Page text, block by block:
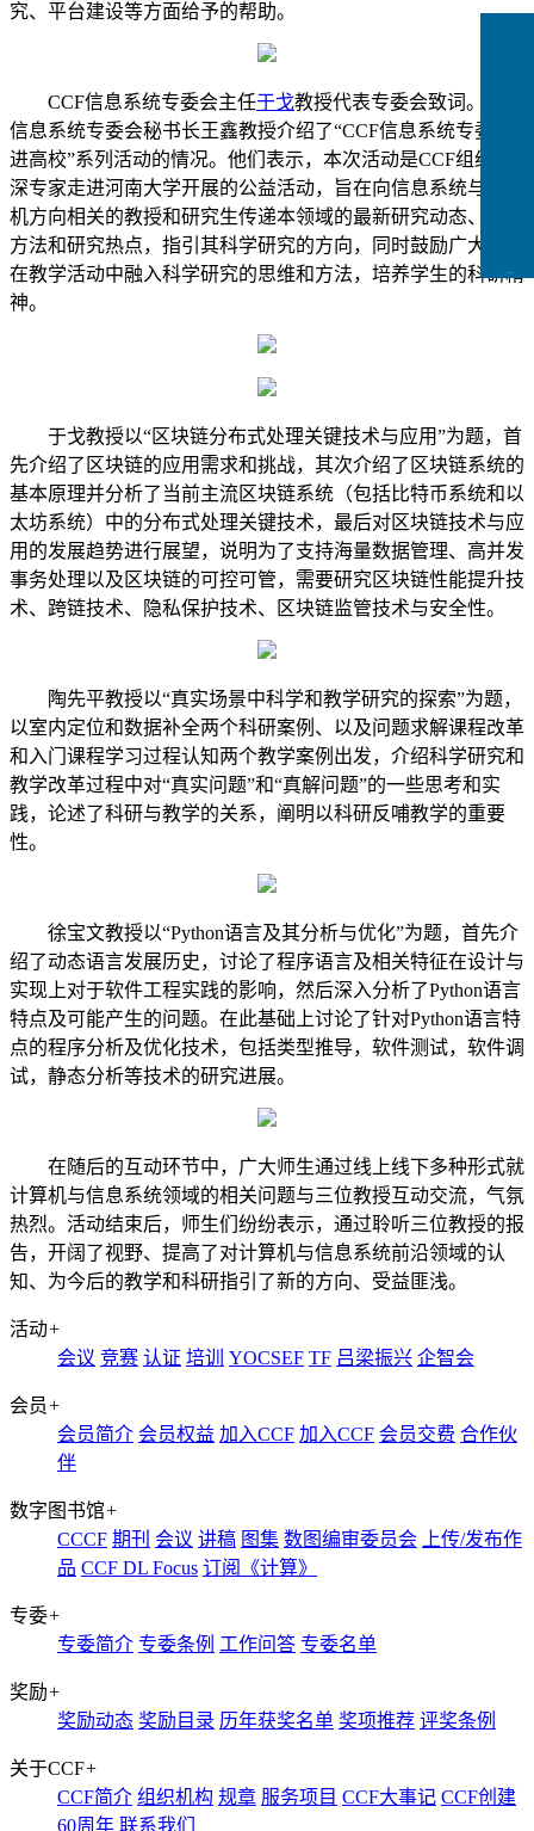
究、平台建设等方面给予的帮助。
CCF信息系统专委会主任于戈教授代表专委会致词。CCF
信息系统专委会秘书长王鑫教授介绍了“CCF信息系统专委走
进高校”系列活动的情况。他们表示，本次活动是CCF组织资
深专家走进河南大学开展的公益活动，旨在向信息系统与计算
机方向相关的教授和研究生传递本领域的最新研究动态、研究
方法和研究热点，指引其科学研究的方向，同时鼓励广大教师
在教学活动中融入科学研究的思维和方法，培养学生的科研精
神。
于戈教授以“区块链分布式处理关键技术与应用”为题，首
先介绍了区块链的应用需求和挑战，其次介绍了区块链系统的
基本原理并分析了当前主流区块链系统（包括比特币系统和以
太坊系统）中的分布式处理关键技术，最后对区块链技术与应
用的发展趋势进行展望，说明为了支持海量数据管理、高并发
事务处理以及区块链的可控可管，需要研究区块链性能提升技
术、跨链技术、隐私保护技术、区块链监管技术与安全性。
陶先平教授以“真实场景中科学和教学研究的探索”为题，
以室内定位和数据补全两个科研案例、以及问题求解课程改革
和入门课程学习过程认知两个教学案例出发，介绍科学研究和
教学改革过程中对“真实问题”和“真解问题”的一些思考和实
践，论述了科研与教学的关系，阐明以科研反哺教学的重要
性。
徐宝文教授以“Python语言及其分析与优化”为题，首先介
绍了动态语言发展历史，讨论了程序语言及相关特征在设计与
实现上对于软件工程实践的影响，然后深入分析了Python语言
特点及可能产生的问题。在此基础上讨论了针对Python语言特
点的程序分析及优化技术，包括类型推导，软件测试，软件调
试，静态分析等技术的研究进展。
在随后的互动环节中，广大师生通过线上线下多种形式就
计算机与信息系统领域的相关问题与三位教授互动交流，气氛
热烈。活动结束后，师生们纷纷表示，通过聆听三位教授的报
告，开阔了视野、提高了对计算机与信息系统前沿领域的认
知、为今后的教学和科研指引了新的方向、受益匪浅。
活动+
会议 竞赛 认证 培训 YOCSEF TF 吕梁振兴 企智会
会员+
会员简介 会员权益 加入CCF 加入CCF 会员交费 合作伙
伴
数字图书馆+
CCCF 期刊 会议 讲稿 图集 数图编审委员会
上传/发布作
品 CCF DL Focus 订阅《计算》
专委+
专委简介 专委条例 工作问答 专委名单
奖励+
奖励动态 奖励目录 历年获奖名单 奖项推荐 评奖条例
关于CCF+
CCF简介 组织机构 规章 服务项目 CCF大事记 CCF创建
60周年 联系我们